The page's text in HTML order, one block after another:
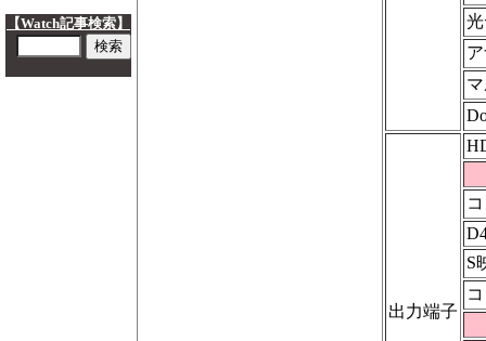
【Watch記事検索】
出力端子
S